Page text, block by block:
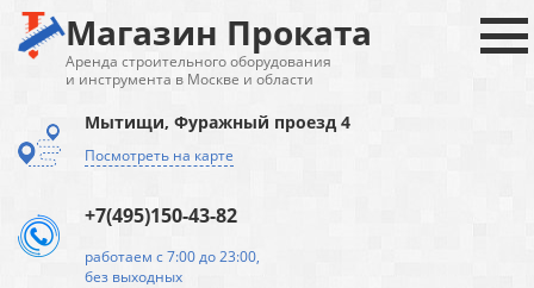
Магазин Проката
Аренда строительного оборудования
и инструмента в Москве и области
Мытищи, Фуражный проезд 4
Посмотреть на карте
+7(495)150-43-82
работаем с 7:00 до 23:00,
без выходных